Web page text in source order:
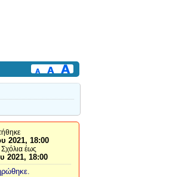
2021, 18:00
έως
2021, 18:00